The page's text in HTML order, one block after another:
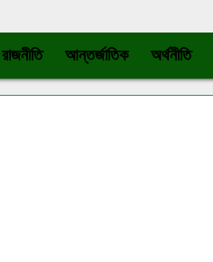
রাজনীতি আন্তর্জাতিক অর্থনীতি